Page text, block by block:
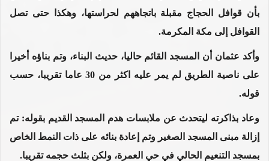
بأن قوافل الحجاج مقبلة باتجاههم لحراستها، وهكذا حتى تصل
القوافل إلى مكة المكرمة.
وأكد عثمان أن المسجد القائم حاليا، حديث البناء، وتم بناؤه أخيرا
على ناصية الطريق لم يمر عليه اكثر من 30 عاما تقريبا، حسب
قوله.
وعاد بذاكرته ليتحدث عن ملابسات هدم المسجد القديم بقوله: تم
إزالة مبنى المسجد الصغير وتم إعادة بنائه على ذات النمط الخاص
بمسجد التنعيم الحالي في حي العمرة، ولكن بثلث حجمه تقريبا.